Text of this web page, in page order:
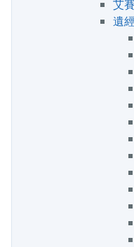
艾
遺